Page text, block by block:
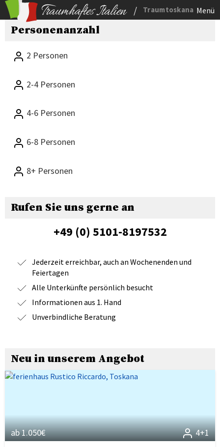
/ Traumtoskana Menü
Personenanzahl
2 Personen
2-4 Personen
4-6 Personen
6-8 Personen
8+ Personen
Rufen Sie uns gerne an
+49 (0) 5101-8197532
Jederzeit erreichbar, auch an Wochenenden und
Feiertagen
Alle Unterkünfte persönlich besucht
Informationen aus 1. Hand
Unverbindliche Beratung
Neu in unserem Angebot
ab 1.050€ 4+1